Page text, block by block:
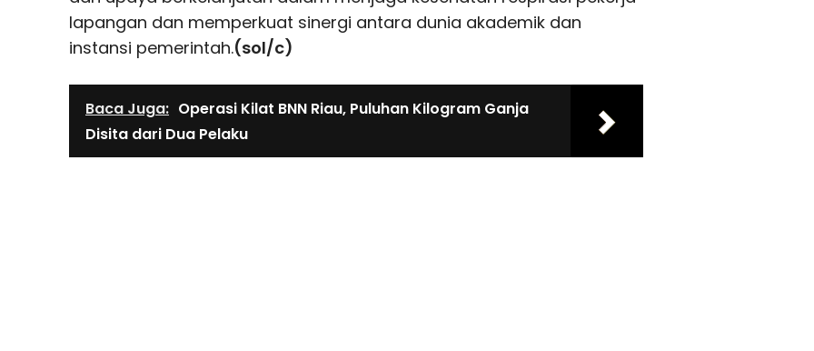
lapangan dan memperkuat sinergi antara dunia akademik dan
instansi pemerintah.(sol/c)
Baca Juga: Operasi Kilat BNN Riau, Puluhan Kilogram Ganja
Disita dari Dua Pelaku